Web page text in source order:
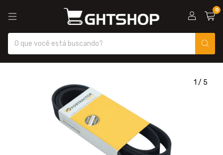
0
1 / 5